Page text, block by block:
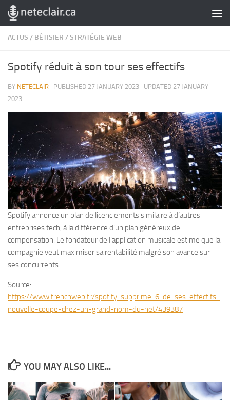
Skip to content
ACTUS / BÊTISIER /STRATÉGIE WEB
Spotify réduit à son tour ses effectifs
BY NETECLAIR · PUBLISHED 27 JANUARY 2023 · UPDATED 27 JANUARY
2023
Spotify annonce un plan de licenciements similaire à d’autres
entreprises tech, à la différence d’un plan généreux de
compensation. Le fondateur de l’application musicale estime que la
compagnie veut maximiser sa rentabilité malgré son avance sur
ses concurrents.
Source:
https://www.frenchweb.fr/spotify-supprime-6-de-ses-effectifs-
nouvelle-coupe-chez-un-grand-nom-du-net/439387
YOU MAY ALSO LIKE...